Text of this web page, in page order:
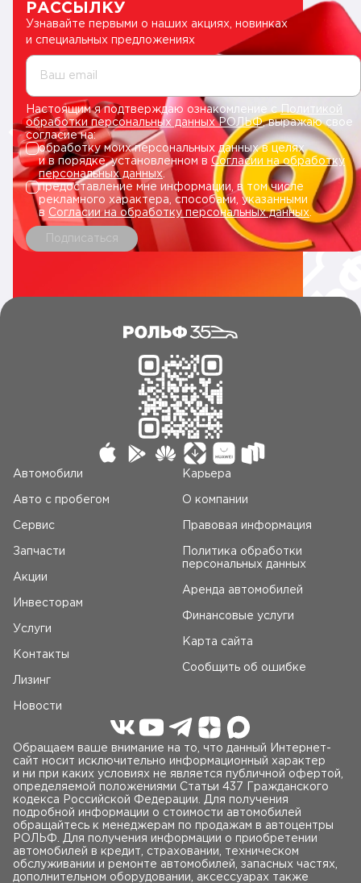
РАССЫЛКУ
Узнавайте первыми о наших акциях, новинках
и специальных предложениях
Ваш email
Настоящим я подтверждаю ознакомление сПолитикой
обработки персональных данных РОЛЬФ, выражаю свое
согласие на:
обработку моих персональных данных в целях
и в порядке, установленном в Согласии на обработку
персональных данных.
предоставление мне информации, в том числе
рекламного характера, способами, указанными
в Согласии на обработку персональных данных
Подписаться
Автомобили
Авто c пробегом
Сервис
Запчасти
Акции
Инвесторам
Услуги
Контакты
Лизинг
Новости
Карьера
О компании
Правовая информация
Политика обработки
персональных данных
Аренда автомобилей
Финансовые услуги
Карта сайта
Сообщить об ошибке
Обращаем ваше внимание на то, что данный Интернет-
сайт носит исключительно информационный характер
и ни при каких условиях не является публичной офертой,
определяемой положениями Статьи 437 Гражданского
кодекса Российской Федерации. Для получения
подробной информации о стоимости автомобилей
обращайтесь к менеджерам по продажам в автоцентры
РОЛЬФ. Для получения информации о приобретении
автомобилей в кредит, страховании, техническом
обслуживании и ремонте автомобилей, запасных частях,
дополнительном оборудовании, аксессуарах также